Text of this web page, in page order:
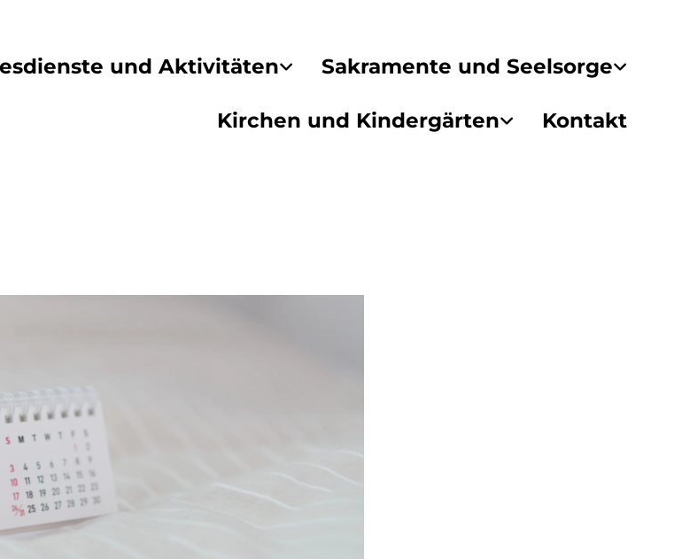
und Aktivitäten Sakramente und Seelsorge
Kirchen und Kindergärten Kontakt